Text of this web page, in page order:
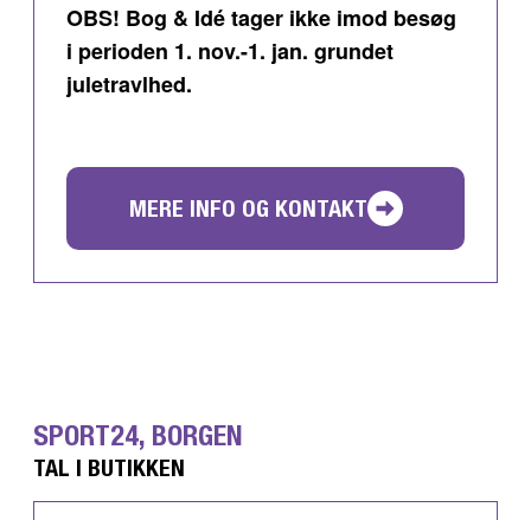
OBS! Bog & Idé tager ikke imod besøg
i perioden 1. nov.-1. jan. grundet
juletravlhed.
MERE INFO OG KONTAKT
SPORT24, BORGEN
TAL I BUTIKKEN